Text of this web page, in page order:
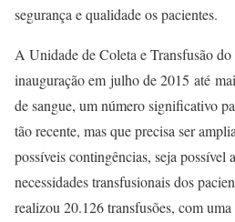
segurança e qualidade os pacientes.
A Unidade de Coleta e Transfusão
inauguração em julho de 2015 até
de sangue, um número significativo
tão recente, mas que precisa ser
possíveis contingências, seja possível
necessidades transfusionais dos
realizou 20.126 transfusões, com